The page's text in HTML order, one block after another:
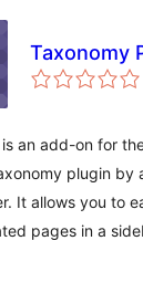
Taxonomy
an add-on for
plugin by
It allows you to
pages in a